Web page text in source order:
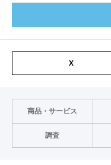
X
商品・サービス
調査